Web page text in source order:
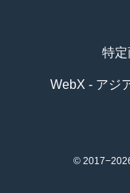
特
WebX - アジ
©